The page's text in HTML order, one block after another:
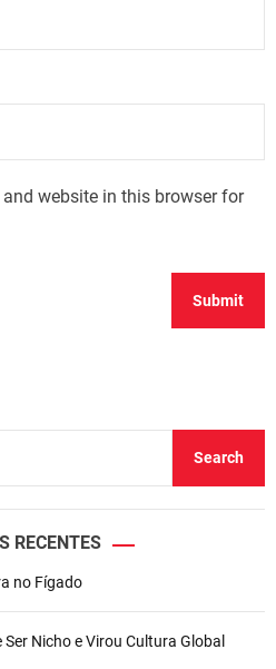
website in this browser for
Search
RECENTES
no Fígado
Nicho e Virou Cultura Global